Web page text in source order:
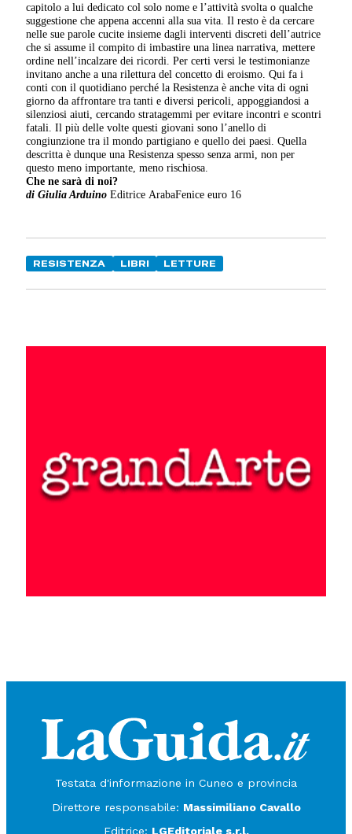
capitolo a lui dedicato col solo nome e l’attività svolta o qualche
suggestione che appena accenni alla sua vita. Il resto è da cercare
nelle sue parole cucite insieme dagli interventi discreti dell’autrice
che si assume il compito di imbastire una linea narrativa, mettere
ordine nell’incalzare dei ricordi. Per certi versi le testimonianze
invitano anche a una rilettura del concetto di eroismo. Qui fa i
conti con il quotidiano perché la Resistenza è anche vita di ogni
giorno da affrontare tra tanti e diversi pericoli, appoggiandosi a
silenziosi aiuti, cercando stratagemmi per evitare incontri e scontri
fatali. Il più delle volte questi giovani sono l’anello di
congiunzione tra il mondo partigiano e quello dei paesi. Quella
descritta è dunque una Resistenza spesso senza armi, non per
questo meno importante, meno rischiosa.
Che ne sarà di noi?
di Giulia Arduino Editrice ArabaFenice euro 16
RESISTENZA LIBRI LETTURE
Testata d'informazione in Cuneo e provincia
Direttore responsabile: Massimiliano Cavallo
Editrice: LGEditoriale s.r.l.